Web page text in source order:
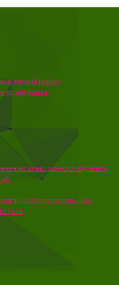
район
район
электронного обучения
образовательных
№16